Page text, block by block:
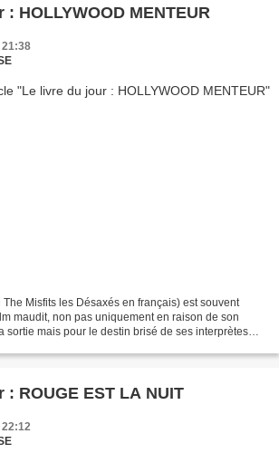
HOLLYWOOD MENTEUR
21:38
Misfits les Désaxés en français) est souvent
maudit, non pas uniquement en raison de son
sortie mais pour le destin brisé de ses interprètes
ROUGE EST LA NUIT
22:12